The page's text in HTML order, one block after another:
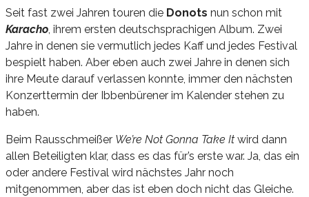
Seit fast zwei Jahren touren die Donots nun schon mit
Karacho, ihrem ersten deutschsprachigen Album. Zwei
Jahre in denen sie vermutlich jedes Kaff und jedes Festival
bespielt haben. Aber eben auch zwei Jahre in denen sich
ihre Meute darauf verlassen konnte, immer den nächsten
Konzerttermin der Ibbenbürener im Kalender stehen zu
haben.
Beim Rausschmeißer We’re Not Gonna Take It wird dann
allen Beteiligten klar, dass es das für’s erste war. Ja, das ein
oder andere Festival wird nächstes Jahr noch
mitgenommen, aber das ist eben doch nicht das Gleiche.